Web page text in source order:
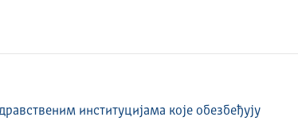
институцијама које обезбеђују